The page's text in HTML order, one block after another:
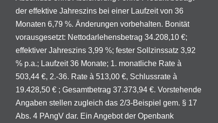
der effektive Jahreszins bei einer Laufzeit von 36
Monaten 6,79 %. Änderungen vorbehalten. Bonität
vorausgesetzt: Nettodarlehensbetrag 34.208,10 €;
effektiver Jahreszins 3,99 %; fester Sollzinssatz 3,92
% p.a.; Laufzeit 36 Monate; 1. monatliche Rate à
503,44 €, 2.-36. Rate à 513,00 €, Schlussrate à
19.428,50 € ; Gesamtbetrag 37.373,94 €. Vorstehende
Angaben stellen zugleich das 2/3-Beispiel gem. § 17
Abs. 4 PAngV dar. Ein Angebot der Openbank